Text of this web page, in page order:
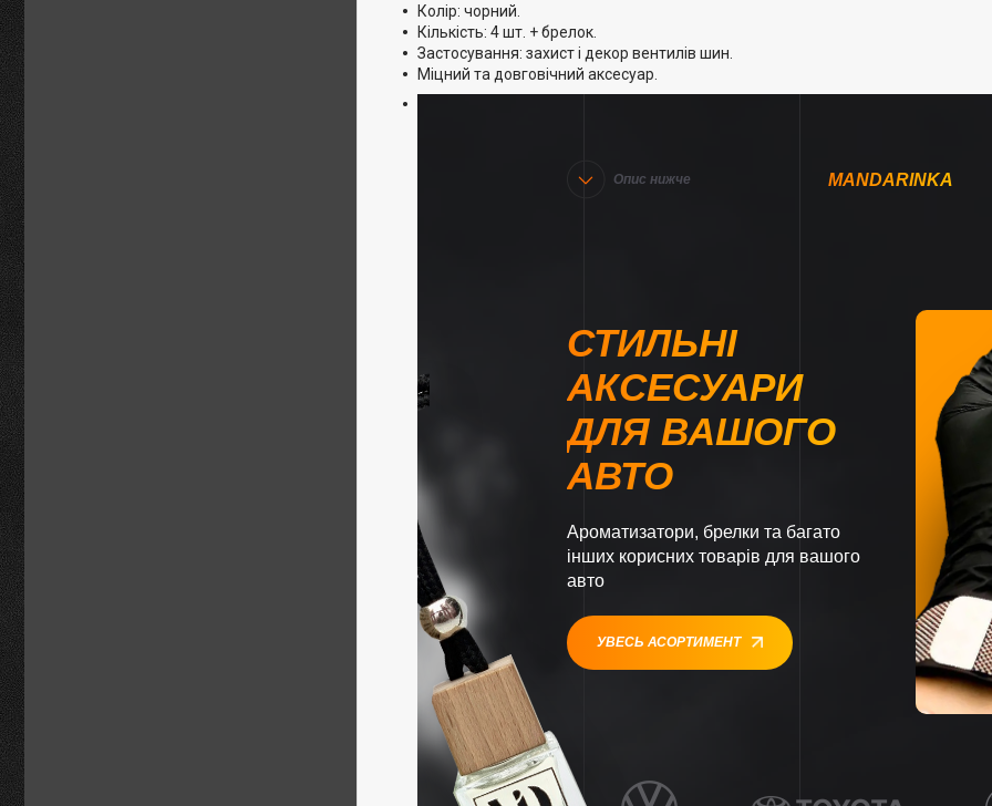
Колір: чорний.
Кількість: 4 шт. + брелок.
Застосування: захист і декор вентилів шин.
Міцний та довговічний аксесуар.
Опис нижче MANDARINKA
СТИЛЬНІ
АКСЕСУАРИ
ДЛЯ ВАШОГО
АВТО
Ароматизатори, брелки та багато
інших корисних товарів для вашого
авто
УВЕСЬ АСОРТИМЕНТ
1111111